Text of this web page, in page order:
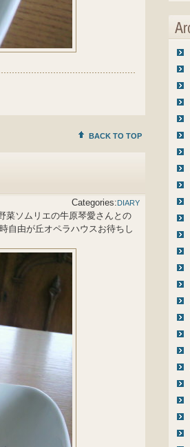
BACK TO TOP
Categories:DIARY
菜ソムリエの牛原琴愛さんとの
自由が丘オペラハウスお待ちし